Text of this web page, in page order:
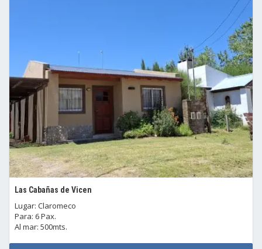
Las Cabañas de Vicen
Lugar: Claromeco
Para: 6 Pax.
Al mar: 500mts.